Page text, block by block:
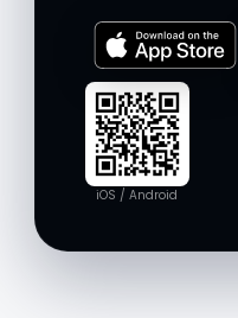
iOS / Android